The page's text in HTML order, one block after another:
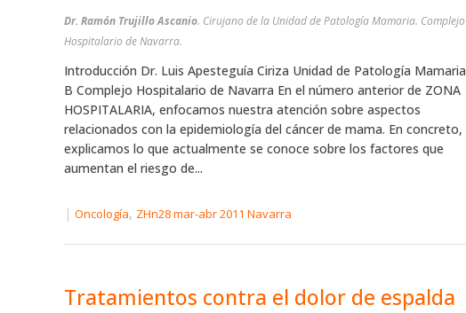
Dr. Ramón Trujillo Ascanio. Cirujano de la Unidad de Patología Mamaria. Complejo
Hospitalario de Navarra.
Introducción Dr. Luis Apesteguía Ciriza Unidad de Patología Mamaria
B Complejo Hospitalario de Navarra En el número anterior de ZONA
HOSPITALARIA, enfocamos nuestra atención sobre aspectos
relacionados con la epidemiología del cáncer de mama. En concreto,
explicamos lo que actualmente se conoce sobre los factores que
aumentan el riesgo de...
| Oncología, ZHn28 mar-abr 2011 Navarra
Tratamientos contra el dolor de espalda